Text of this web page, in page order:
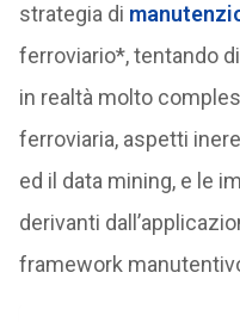
strategia di
ferroviario*, tentando
in realtà molto
ferroviaria, aspetti
ed il data mining, e le
derivanti
framework